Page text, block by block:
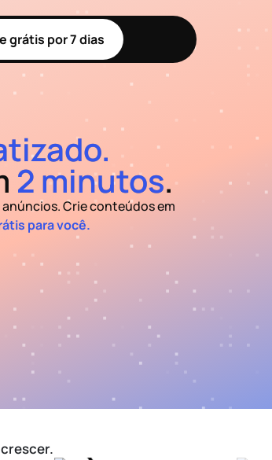
grátis por 7 dias
2 minutos.
Crie conteúdos em
para você.